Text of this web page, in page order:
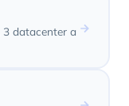
3 datacenter a